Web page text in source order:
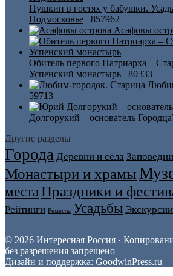
Пушкин в гостях у бабушки.
Подмосковье
857962
Асафовы
Обитель первого Патриарха –
Успенский монастырь
80333
59713
Долгорукий – основатель
Другие разделы
Города Деревни и сёла
Монастыри и храмы
местаПраздники и
Рейтинги Ремёсла Усадьбы Экскурсии
© 2026 Интересная Россия ·
без разрешения запрещено
Дизайн и поддержка: GoodwinPress.ru